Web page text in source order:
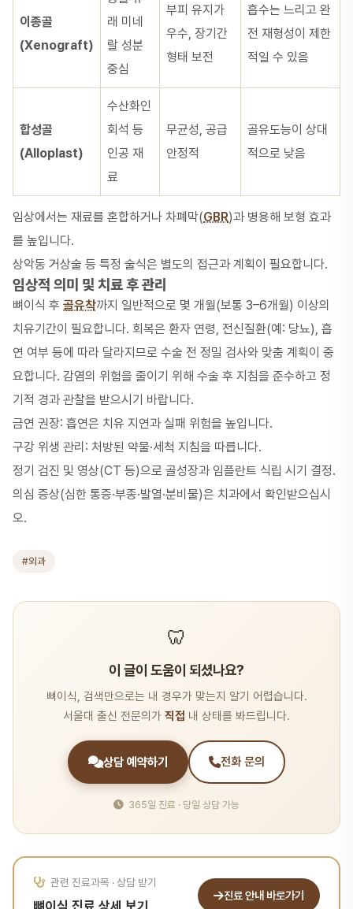
이종골
(Xenograft)
래 미네
랄 성분
중심
부피 유지가
우수, 장기간
형태 보전
흡수는 느리고 완
전 재형성이 제한
적일 수 있음
합성골
(Alloplast)
수산화인
회석 등
인공 재
료
무균성, 공급
안정적
골유도능이 상대
적으로 낮음
임상에서는 재료를 혼합하거나 차폐막(GBR)과 병용해 보형 효과
를 높입니다.
상악동 거상술 등 특정 술식은 별도의 접근과 계획이 필요합니다.
임상적 의미 및 치료 후 관리
뼈이식 후 골유착까지 일반적으로 몇 개월(보통 3–6개월) 이상의
치유기간이 필요합니다. 회복은 환자 연령, 전신질환(예: 당뇨), 흡
연 여부 등에 따라 달라지므로 수술 전 정밀 검사와 맞춤 계획이 중
요합니다. 감염의 위험을 줄이기 위해 수술 후 지침을 준수하고 정
기적 경과 관찰을 받으시기 바랍니다.
금연 권장: 흡연은 치유 지연과 실패 위험을 높입니다.
구강 위생 관리: 처방된 약물·세척 지침을 따릅니다.
정기 검진 및 영상(CT 등)으로 골성장과 임플란트 식립 시기 결정.
의심 증상(심한 통증·부종·발열·분비물)은 치과에서 확인받으십시
오.
#외과
🦷
이 글이 도움이 되셨나요?
뼈이식, 검색만으로는 내 경우가 맞는지 알기 어렵습니다.
서울대 출신 전문의가 직접 내 상태를 봐드립니다.
상담 예약하기 전화 문의
365일 진료 · 당일 상담 가능
관련 진료과목 · 상담 받기
뼈이식 진료 상세 보기
진료 안내 바로가기